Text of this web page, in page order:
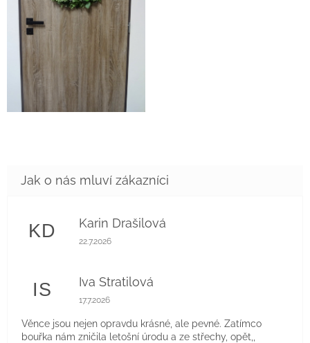
KD Karin Drašilová
Hodnocení obchodu je 5 z 5 hvězdiček.
22.7.2026
IS Iva Stratilová
Hodnocení obchodu je 5 z 5 hvězdiček.
17.7.2026
Věnce jsou nejen opravdu krásné, ale pevné. Zatímco
bouřka nám zničila letošní úrodu a ze střechy, opět,,